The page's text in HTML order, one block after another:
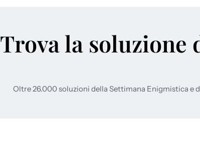
Trova la soluzione
Oltre 26.000 soluzioni della Settimana Enigmistica e